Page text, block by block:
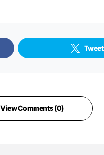
Tweet
View Comments (0)